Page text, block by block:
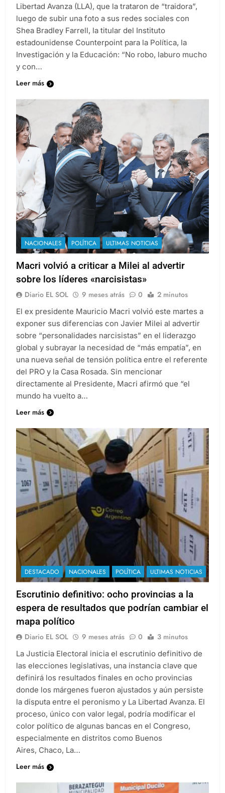
Libertad Avanza (LLA), que la trataron de “traidora”,
luego de subir una foto a sus redes sociales con
Shea Bradley Farrell, la titular del Instituto
estadounidense Counterpoint para la Política, la
Investigación y la Educación: “No robo, laburo mucho
y con…
Leer más
NACIONALES POLÍTICA ULTIMAS NOTICIAS
Macri volvió a criticar a Milei al advertir
sobre los líderes «narcisistas»
Diario EL SOL 9 meses atrás 0 2 minutos
El ex presidente Mauricio Macri volvió este martes a
exponer sus diferencias con Javier Milei al advertir
sobre “personalidades narcisistas” en el liderazgo
global y subrayar la necesidad de “más empatía”, en
una nueva señal de tensión política entre el referente
del PRO y la Casa Rosada. Sin mencionar
directamente al Presidente, Macri afirmó que “el
mundo ha vuelto a…
Leer más
DESTACADO NACIONALES POLÍTICA ULTIMAS NOTICIAS
Escrutinio definitivo: ocho provincias a la
espera de resultados que podrían cambiar el
mapa político
Diario EL SOL 9 meses atrás 0 3 minutos
La Justicia Electoral inicia el escrutinio definitivo de
las elecciones legislativas, una instancia clave que
definirá los resultados finales en ocho provincias
donde los márgenes fueron ajustados y aún persiste
la disputa entre el peronismo y La Libertad Avanza. El
proceso, único con valor legal, podría modificar el
color político de algunas bancas en el Congreso,
especialmente en distritos como Buenos
Aires, Chaco, La…
Leer más